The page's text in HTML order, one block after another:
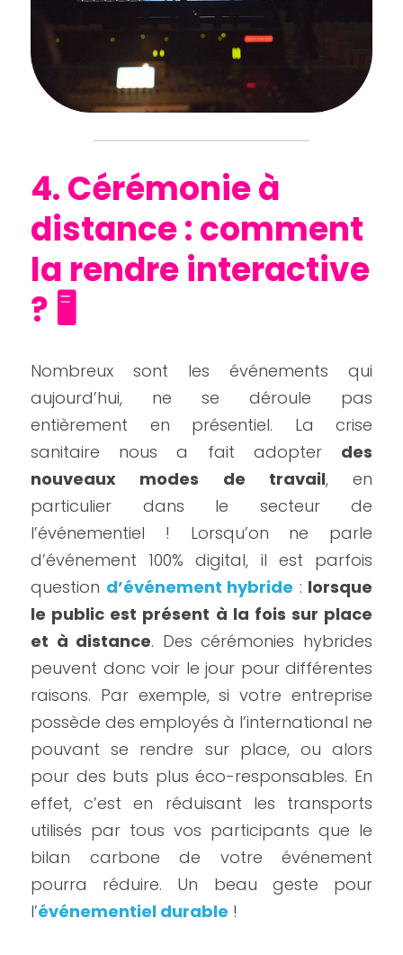
4. Cérémonie à
distance : comment
la rendre interactive
? 🖥️
Nombreux sont les événements qui
aujourd’hui, ne se déroule pas
entièrement en présentiel. La crise
sanitaire nous a fait adopter des
nouveaux modes de travail, en
particulier dans le secteur de
l’événementiel ! Lorsqu’on ne parle
d’événement 100% digital, il est parfois
question d’événement hybride : lorsque
le public est présent à la fois sur place
et à distance. Des cérémonies hybrides
peuvent donc voir le jour pour différentes
raisons. Par exemple, si votre entreprise
possède des employés à l’international ne
pouvant se rendre sur place, ou alors
pour des buts plus éco-responsables. En
effet, c’est en réduisant les transports
utilisés par tous vos participants que le
bilan carbone de votre événement
pourra réduire. Un beau geste pour
l’événementiel durable !